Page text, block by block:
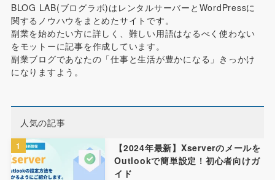
BLOG LAB(ブログラボ)はレンタルサーバーとWordPressに
関するノウハウをまとめたサイトです。
副業を始めたい方に詳しく、難しい用語はなるべく使わない
をモットーに記事を作成しています。
副業ブログであなたの「仕事と生活が豊かになる」きっかけ
になりますよう。
人気の記事
1
【2024年最新】Xserverのメールを
Outlookで簡単設定！初心者向けガ
イド